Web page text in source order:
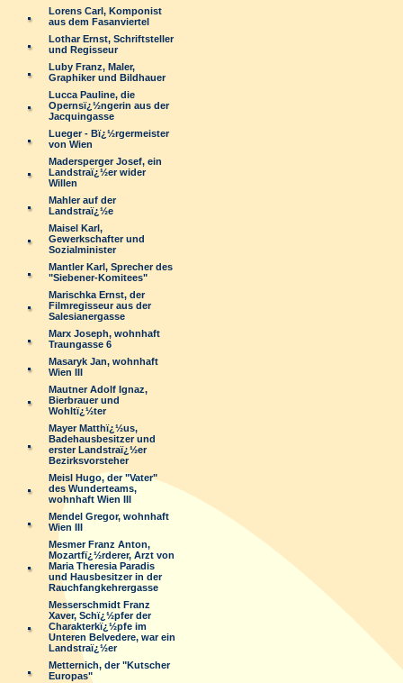
Lorens Carl, Komponist
aus dem Fasanviertel
Lothar Ernst, Schriftsteller
und Regisseur
Luby Franz, Maler,
Graphiker und Bildhauer
Lucca Pauline, die
Opernsï¿½ngerin aus der
Jacquingasse
Lueger - Bï¿½rgermeister
von Wien
Madersperger Josef, ein
Landstraï¿½er wider
Willen
Mahler auf der
Landstraï¿½e
Maisel Karl,
Gewerkschafter und
Sozialminister
Mantler Karl, Sprecher des
"Siebener-Komitees"
Marischka Ernst, der
Filmregisseur aus der
Salesianergasse
Marx Joseph, wohnhaft
Traungasse 6
Masaryk Jan, wohnhaft
Wien III
Mautner Adolf Ignaz,
Bierbrauer und
Wohltï¿½ter
Mayer Matthï¿½us,
Badehausbesitzer und
erster Landstraï¿½er
Bezirksvorsteher
Meisl Hugo, der "Vater"
des Wunderteams,
wohnhaft Wien III
Mendel Gregor, wohnhaft
Wien III
Mesmer Franz Anton,
Mozartfï¿½rderer, Arzt von
Maria Theresia Paradis
und Hausbesitzer in der
Rauchfangkehrergasse
Messerschmidt Franz
Xaver, Schï¿½pfer der
Charakterkï¿½pfe im
Unteren Belvedere, war ein
Landstraï¿½er
Metternich, der "Kutscher
Europas"